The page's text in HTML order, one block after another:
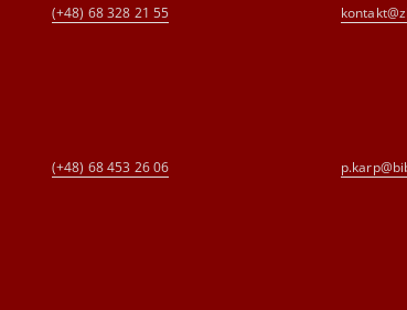
(+48) 68 328 21 55
(+48) 68 453 26 06